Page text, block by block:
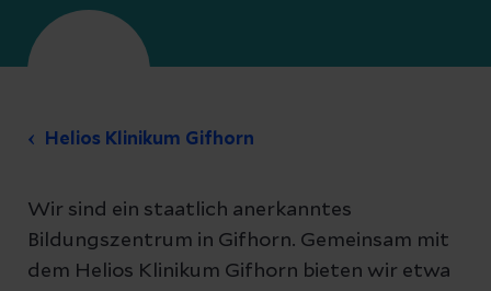
Helios Klinikum Gifhorn
Wir sind ein staatlich anerkanntes
Bildungszentrum in Gifhorn. Gemeinsam mit
dem Helios Klinikum Gifhorn bieten wir etwa